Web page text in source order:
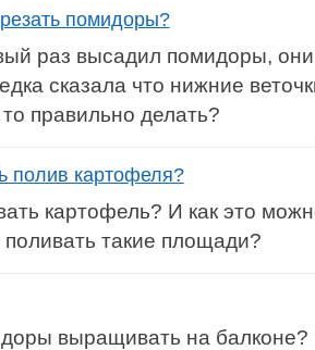
помидоры?
раз высадил помидоры,
сказала что нижние
правильно делать?
полив картофеля?
картофель? И как это
такие площади?
выращивать на балконе?